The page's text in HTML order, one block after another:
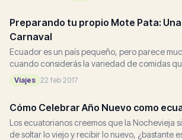
comienza en febrero. Estos...
Preparando tu propio Mote Pata:
Carnaval
Ecuador es un país pequeño, pero parece
cuando considerás la variedad de comidas
Cada zona del país tiene la suya propia...
Viajes 22 feb 2017
Cómo Celebrar Año Nuevo como
Los ecuatorianos creemos que la Nochevieja
de soltar lo viejo y recibir lo nuevo, ¿bastante